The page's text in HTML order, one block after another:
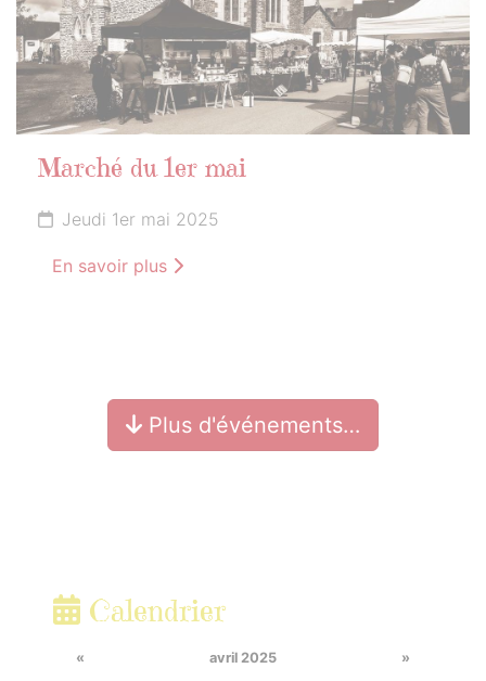
Marché du 1er mai
Jeudi 1er mai 2025
En savoir plus
Plus d'événements…
Calendrier
« avril 2025
»